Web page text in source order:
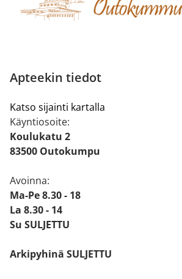
Apteekin tiedot
Katso sijainti kartalla
Käyntiosoite:
Koulukatu 2
83500 Outokumpu
Avoinna:
Ma-Pe 8.30 - 18
La 8.30 - 14
Su SULJETTU
Arkipyhinä SULJETTU